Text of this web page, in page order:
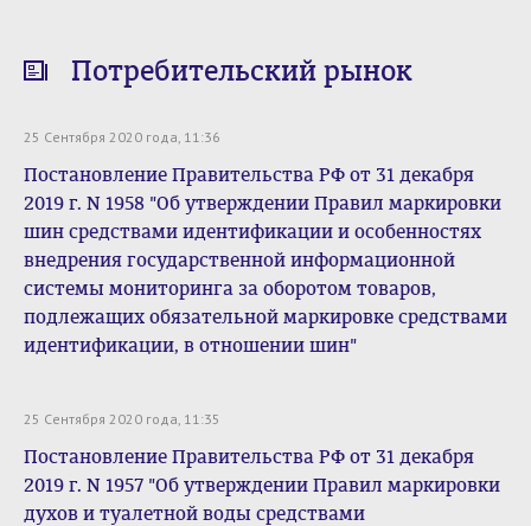
Потребительский рынок
25 Сентября 2020 года, 11:36
Постановление Правительства РФ от 31 декабря
2019 г. N 1958 "Об утверждении Правил маркировки
шин средствами идентификации и особенностях
внедрения государственной информационной
системы мониторинга за оборотом товаров,
подлежащих обязательной маркировке средствами
идентификации, в отношении шин"
25 Сентября 2020 года, 11:35
Постановление Правительства РФ от 31 декабря
2019 г. N 1957 "Об утверждении Правил маркировки
духов и туалетной воды средствами